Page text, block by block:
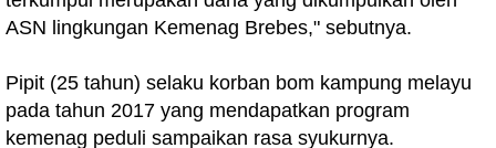
ASN lingkungan Kemenag Brebes," sebutnya.
Pipit (25 tahun) selaku korban bom kampung melayu
pada tahun 2017 yang mendapatkan program
kemenag peduli sampaikan rasa syukurnya.